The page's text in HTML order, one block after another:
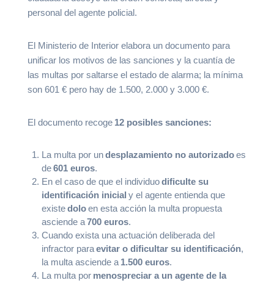
personal del agente policial.
El Ministerio de Interior elabora un documento para
unificar los motivos de las sanciones y la cuantía de
las multas por saltarse el estado de alarma; la mínima
son 601 € pero hay de 1.500, 2.000 y 3.000 €.
El documento recoge 12 posibles sanciones:
La multa por undesplazamiento no autorizadoes
de601 euros.
En el caso de que el individuodificulte su
identificación inicial y el agente entienda que
existedoloen esta acción la multa propuesta
asciende a700 euros.
Cuando exista una actuación deliberada del
infractor paraevitar o dificultar su identificación,
la multa asciende a1.500 euros.
La multa por menospreciar a un agente de la